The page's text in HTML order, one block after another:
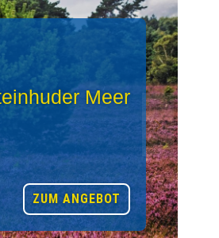
Meer
ZUM ANGEBOT